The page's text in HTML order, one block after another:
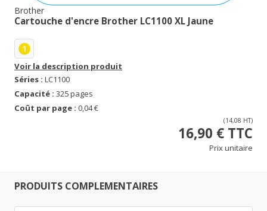
Brother
Cartouche d'encre Brother LC1100 XL Jaune
1
Voir la description produit
Séries : LC1100
Capacité : 325 pages
Coût par page : 0,04 €
(14,08 HT)
16,90 € TTC
Prix unitaire
PRODUITS COMPLEMENTAIRES